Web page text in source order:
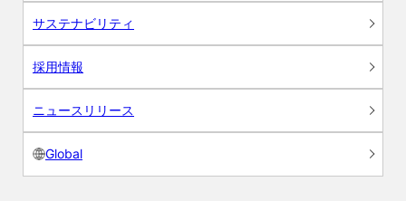
サステナビリティ
採用情報
ニュースリリース
Global